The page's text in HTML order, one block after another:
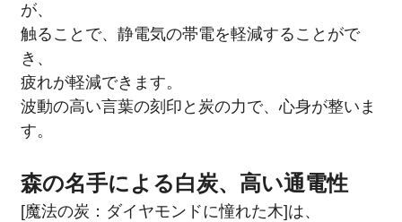
が、
触ることで、静電気の帯電を軽減することがで
き、
疲れが軽減できます。
波動の高い言葉の刻印と炭の力で、心身が整いま
す。
森の名手による白炭、高い通電性
[魔法の炭：ダイヤモンドに憧れた木]は、